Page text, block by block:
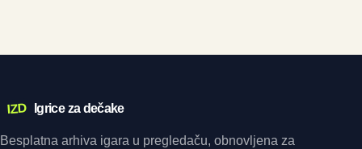
IZD Igrice za dečake
Besplatna arhiva igara u pregledaču, obnovljena za